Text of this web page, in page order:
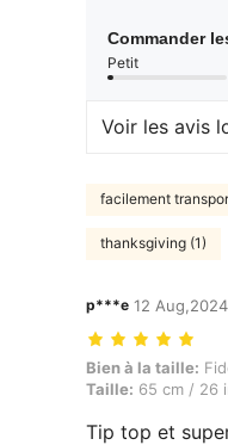
Commander
Petit
Voir les avis
facilement
thanksgiving (1)
p***e 12 Aug,2024
Bien à la taille:
Bien à la taille:
Taille: 65 cm / 26
Tip top et